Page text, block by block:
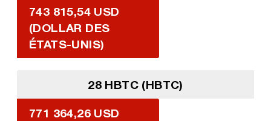
743 815,54 USD
(DOLLAR DES
ÉTATS-UNIS)
28 HBTC (HBTC)
771 364,26 USD